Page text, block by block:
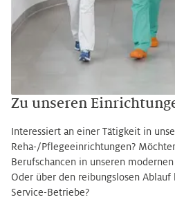
Zu unseren
Interessiert an einer Tätigkeit in
Reha-/Pflegeeinrichtungen?
Berufschancen in unseren
Oder über den reibungslosen
Service-Betriebe?